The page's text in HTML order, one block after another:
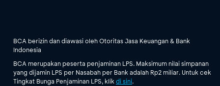
BCA berizin dan diawasi oleh Otoritas Jasa Keuangan & Bank
Indonesia
BCA merupakan peserta penjaminan LPS. Maksimum nilai simpanan
yang dijamin LPS per Nasabah per Bank adalah Rp2 miliar. Untuk cek
Tingkat Bunga Penjaminan LPS, klik di sini.